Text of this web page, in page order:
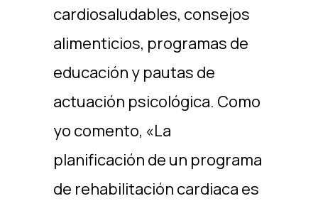
cardiosaludables, consejos
alimenticios, programas de
educación y pautas de
actuación psicológica. Como
yo comento, «La
planificación de un programa
de rehabilitación cardiaca es